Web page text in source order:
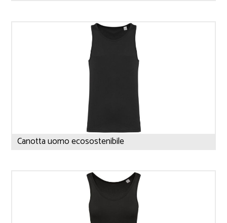
Canotta uomo ecosostenibile